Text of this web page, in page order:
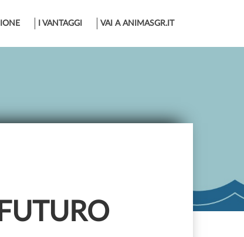
I VANTAGGI VAI A ANIMASGR.IT